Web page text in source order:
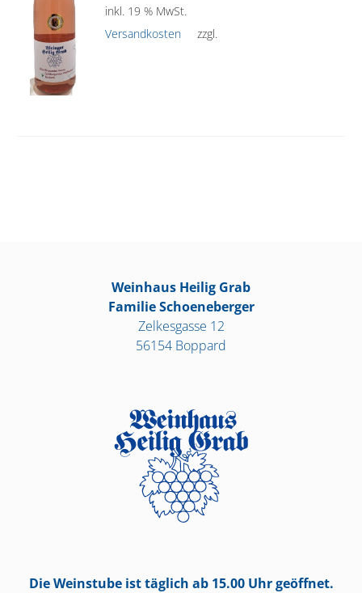
inkl. 19 % MwSt.
zzgl.
Versandkosten
Weinhaus Heilig Grab
Familie Schoeneberger
Zelkesgasse 12
56154 Boppard
Die Weinstube ist täglich ab 15.00 Uhr geöffnet.